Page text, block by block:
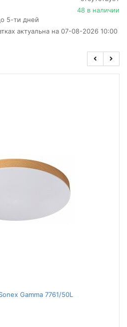
48 в наличии
5-ти дней
актуальна на 07-08-2026 10:00
Gamma 7761/50L